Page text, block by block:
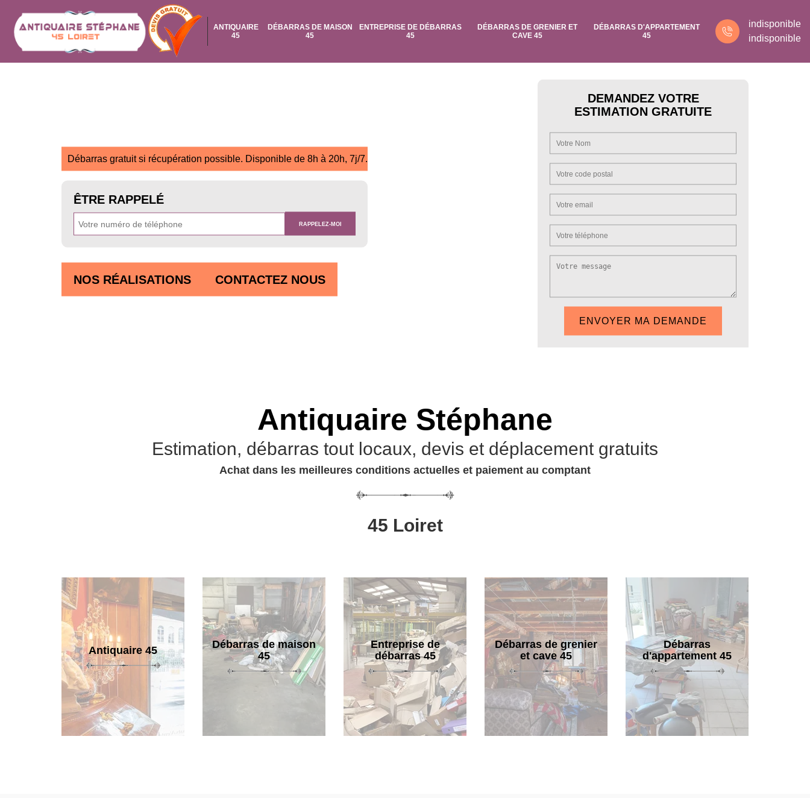
ANTIQUAIRE
45
DÉBARRAS DE MAISON
45
ENTREPRISE DE DÉBARRAS
45
DÉBARRAS DE GRENIER ET
CAVE 45
DÉBARRAS D'APPARTEMENT
45
indisponible
indisponible
Débarras gratuit si récupération possible. Disponible de 8h à 20h, 7j/7.
ÊTRE RAPPELÉ
NOS RÉALISATIONS CONTACTEZ NOUS
DEMANDEZ VOTRE
ESTIMATION GRATUITE
Antiquaire Stéphane
Estimation, débarras tout locaux, devis et déplacement gratuits
Achat dans les meilleures conditions actuelles et paiement au comptant
45 Loiret
Antiquaire 45
Débarras de maison
45
Entreprise de
débarras 45
Débarras de grenier
et cave 45
Débarras
d'appartement 45